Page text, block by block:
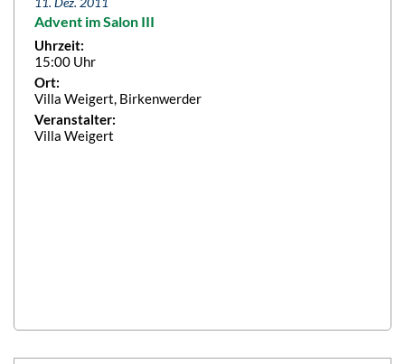
Advent im Salon III
Uhrzeit:
15:00 Uhr
Ort:
Villa Weigert, Birkenwerder
Veranstalter:
Villa Weigert